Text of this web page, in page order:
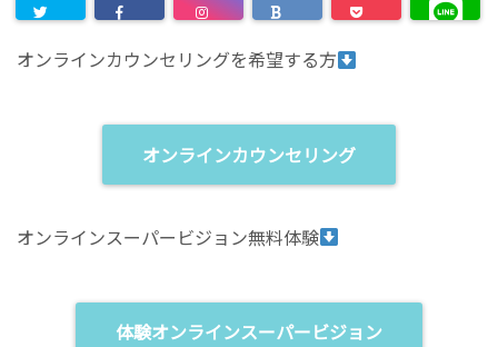
オンラインカウンセリングを希望する方
オンラインカウンセリング
オンラインスーパービジョン無料体験
体験オンラインスーパービジョン